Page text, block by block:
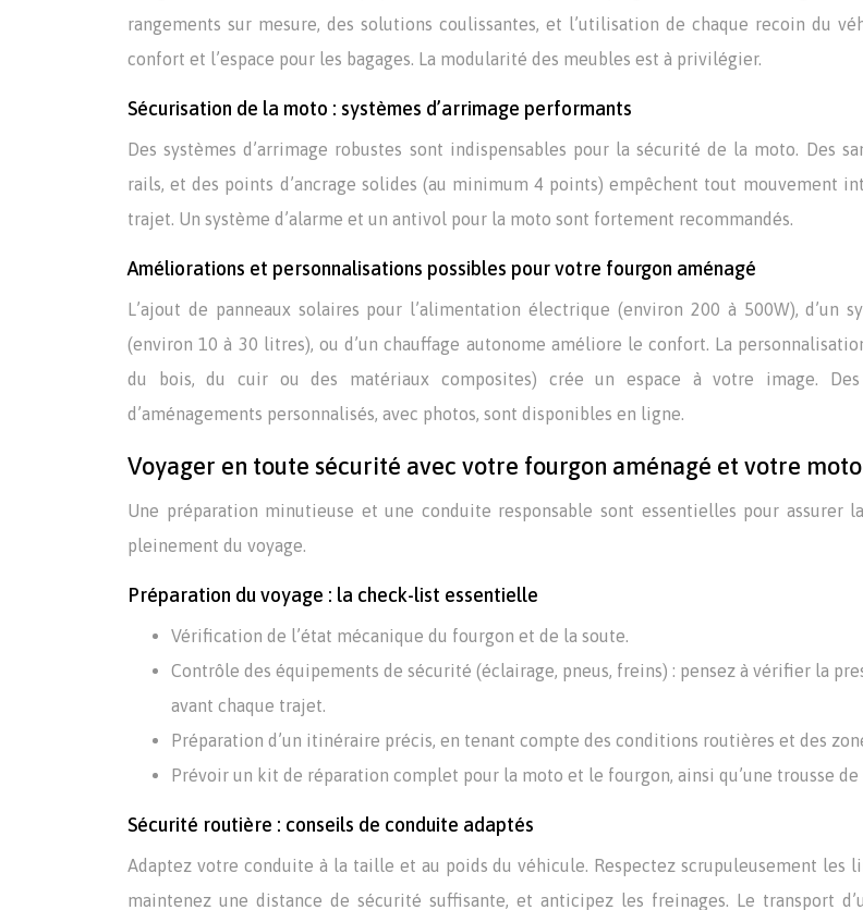
rangements sur mesure, des solutions coulissantes, et l’utilisation de chaque recoin du
confort et l’espace pour les bagages. La modularité des meubles est à privilégier.
Sécurisation de la moto : systèmes d’arrimage performants
Des systèmes d’arrimage robustes sont indispensables pour la sécurité de la moto. Des
rails, et des points d’ancrage solides (au minimum 4 points) empêchent tout mouvement
trajet. Un système d’alarme et un antivol pour la moto sont fortement recommandés.
Améliorations et personnalisations possibles pour votre fourgon aménagé
L’ajout de panneaux solaires pour l’alimentation électrique (environ 200 à 500W), d’un
(environ 10 à 30 litres), ou d’un chauffage autonome améliore le confort. La
du bois, du cuir ou des matériaux composites) crée un espace à votre image. Des
d’aménagements personnalisés, avec photos, sont disponibles en ligne.
Voyager en toute sécurité avec votre fourgon aménagé et votre moto
Une préparation minutieuse et une conduite responsable sont essentielles pour assurer
pleinement du voyage.
Préparation du voyage : la check-list essentielle
Vérification de l’état mécanique du fourgon et de la soute.
Contrôle des équipements de sécurité (éclairage, pneus, freins) : pensez à vérifier la
avant chaque trajet.
Préparation d’un itinéraire précis, en tenant compte des conditions routières et des
Prévoir un kit de réparation complet pour la moto et le fourgon, ainsi qu’une trousse de
Sécurité routière : conseils de conduite adaptés
Adaptez votre conduite à la taille et au poids du véhicule. Respectez scrupuleusement les
maintenez une distance de sécurité suffisante, et anticipez les freinages. Le transport